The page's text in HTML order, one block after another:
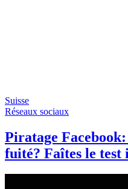
Suisse
Réseaux sociaux
Piratage Facebook:
fuité? Faîtes le test